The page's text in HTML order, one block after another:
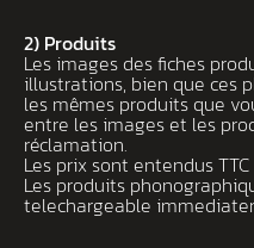
2) Produits
Les images des fiches
illustrations, bien que ces
les mêmes produits que
entre les images et les
réclamation.
Les prix sont entendus
Les produits
telechargeable